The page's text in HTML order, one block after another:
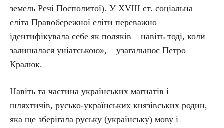
земель Речі Посполитої). У XVIII ст. соціальна
еліта Правобережної еліти переважно
ідентифікувала себе як поляків – навіть тоді, коли
залишалася уніатською», – узагальнює Петро
Кралюк.
Навіть та частина українських магнатів і
шляхтичів, русько-українських князівських родин,
яка ще зберігала руську (українську) мову і